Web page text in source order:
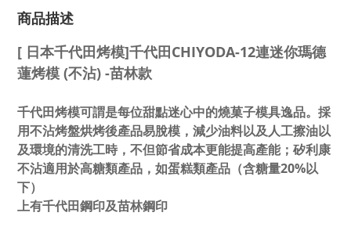
商品描述
[ 日本千代田烤模]千代田CHIYODA-12連迷你瑪德
蓮烤模 (不沾) -苗林款
千代田烤模可謂是每位甜點迷心中的燒菓子模具逸品。採
用不沾烤盤烘烤後產品易脫模，減少油料以及人工擦油以
及環境的清洗工時，不但節省成本更能提高產能；矽利康
不沾適用於高糖類產品，如蛋糕類產品（含糖量20%以
下）
上有千代田鋼印及苗林鋼印